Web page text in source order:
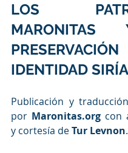
LOS
IDENTIDAD
Publicación y
por Maronitas.org con
y cortesía deTur Levnon.